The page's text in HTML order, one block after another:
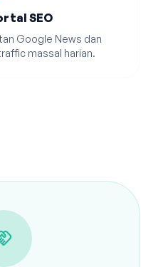
SEO
Google News dan
massal harian.